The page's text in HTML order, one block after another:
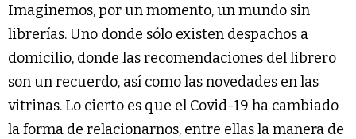
Imaginemos, por un momento, un mundo sin
librerías. Uno donde sólo existen despachos a
domicilio, donde las recomendaciones del librero
son un recuerdo, así como las novedades en las
vitrinas. Lo cierto es que el Covid-19 ha cambiado
la forma de relacionarnos, entre ellas la manera de